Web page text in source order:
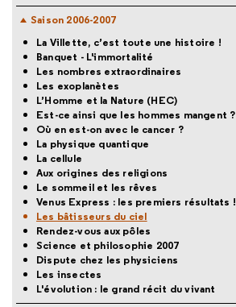
Saison 2006-2007
La Villette, c’est toute une histoire !
Banquet - L'immortalité
Les nombres extraordinaires
Les exoplanètes
L’Homme et la Nature (HEC)
Est-ce ainsi que les hommes mangent ?
Où en est-on avec le cancer ?
La physique quantique
La cellule
Aux origines des religions
Le sommeil et les rêves
Venus Express : les premiers résultats !
Les bâtisseurs du ciel
Rendez-vous aux pôles
Science et philosophie 2007
Dispute chez les physiciens
Les insectes
L'évolution : le grand récit du vivant